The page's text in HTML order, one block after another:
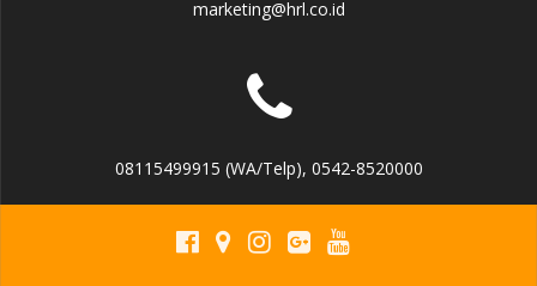
marketing@hrl.co.id
08115499915 (WA/Telp), 0542-8520000